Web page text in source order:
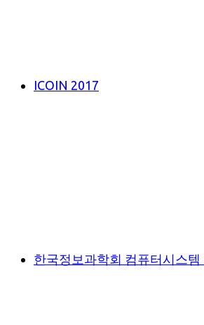
ICOIN 2017
한국정보과학회 컴퓨터시스